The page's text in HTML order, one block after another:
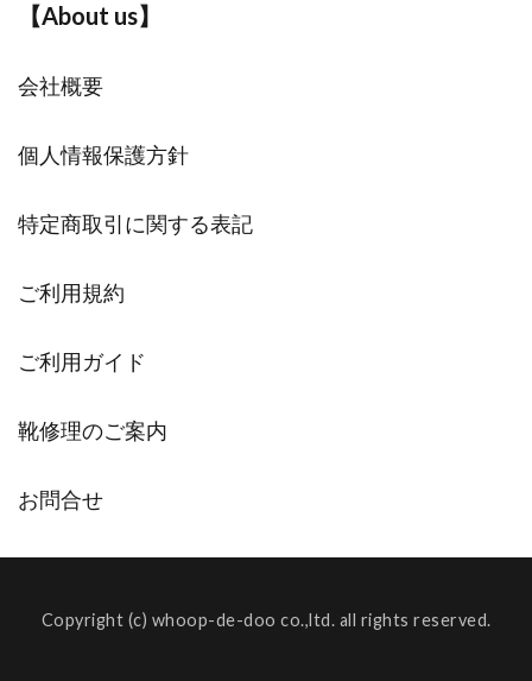
【About us】
会社概要
個人情報保護方針
特定商取引に関する表記
ご利用規約
ご利用ガイド
靴修理のご案内
お問合せ
Copyright (c) whoop-de-doo co.,ltd. all rights reserved.